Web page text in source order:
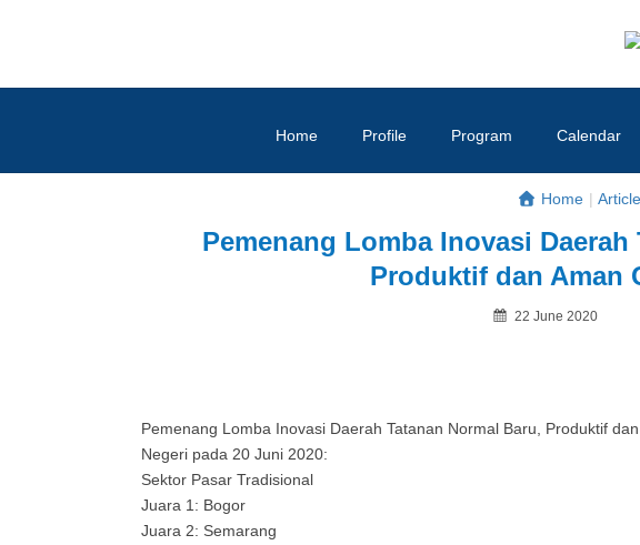
Home Profile Program Calendar
Home |
Pemenang Lomba Inovasi Daerah
Produktif dan Aman
Posted
22 June 2020
Pemenang Lomba Inovasi Daerah Tatanan Normal Baru, Produktif
Negeri pada 20 Juni 2020:
Sektor Pasar Tradisional
Juara 1: Bogor
Juara 2: Semarang